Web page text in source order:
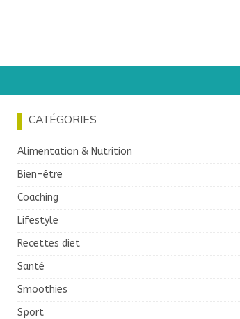
CATÉGORIES
Alimentation & Nutrition
Bien-être
Coaching
Lifestyle
Recettes diet
Santé
Smoothies
Sport